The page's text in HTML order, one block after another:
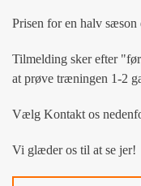
Prisen for en halv sæson
Tilmelding sker efter
at prøve træningen 1-2
Vælg Kontakt os
Vi glæder os til at se jer!